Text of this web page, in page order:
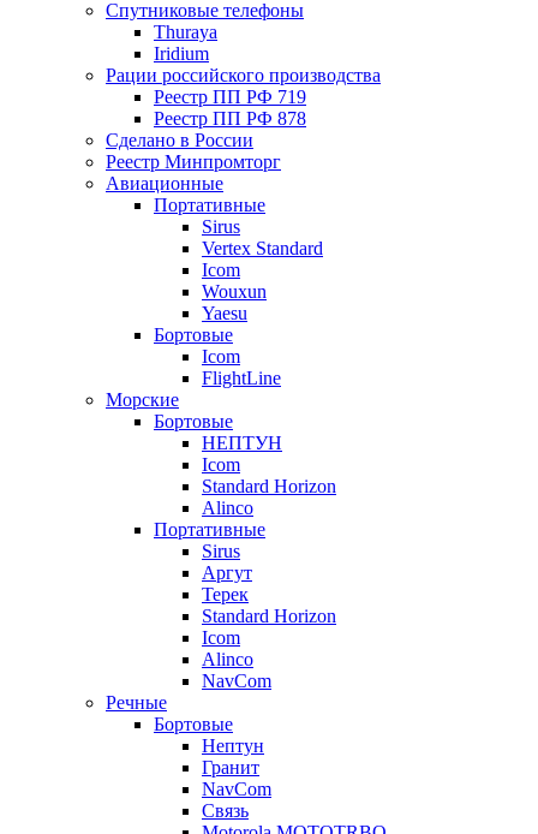
Спутниковые телефоны
Thuraya
Iridium
Рации российского производства
Реестр ПП РФ 719
Реестр ПП РФ 878
Сделано в России
Реестр Минпромторг
Авиационные
Портативные
Sirus
Vertex Standard
Icom
Wouxun
Yaesu
Бортовые
Icom
FlightLine
Морские
Бортовые
НЕПТУН
Icom
Standard Horizon
Alinco
Портативные
Sirus
Аргут
Терек
Standard Horizon
Icom
Alinco
NavCom
Речные
Бортовые
Нептун
Гранит
NavCom
Связь